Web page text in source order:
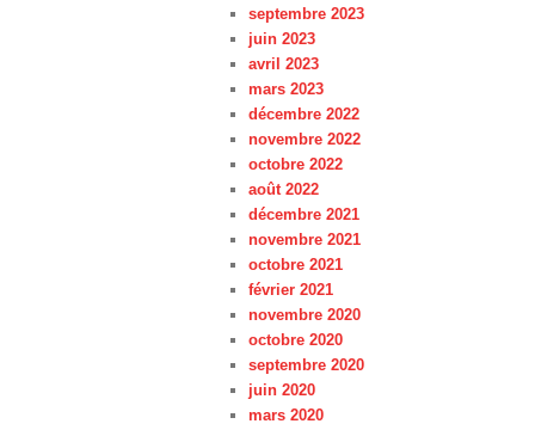
septembre 2023
juin 2023
avril 2023
mars 2023
décembre 2022
novembre 2022
octobre 2022
août 2022
décembre 2021
novembre 2021
octobre 2021
février 2021
novembre 2020
octobre 2020
septembre 2020
juin 2020
mars 2020